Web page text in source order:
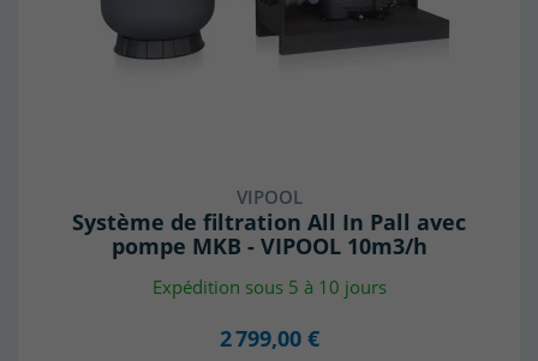
VIPOOL
Système de filtration All In Pall avec
pompe MKB - VIPOOL 10m3/h
Expédition sous 5 à 10 jours
2 799,00 €